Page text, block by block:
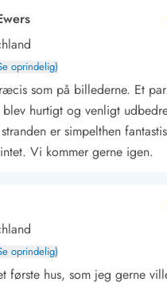
oprindelig)
som på billederne. Et
blev hurtigt og venligt
er simpelthen
Vi kommer gerne igen.
oprindelig)
første hus, som jeg gerne